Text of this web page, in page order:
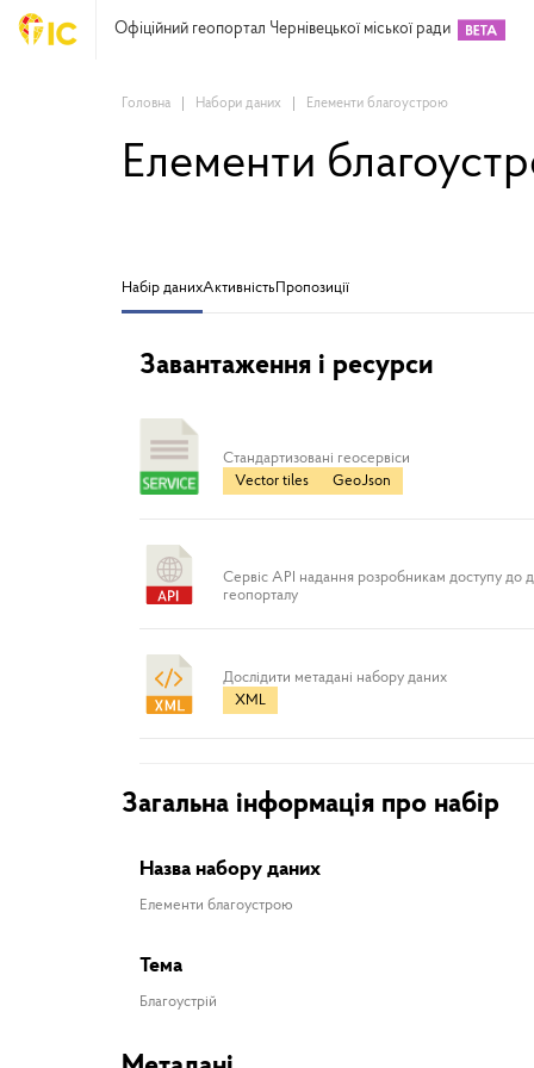
Офіційний геопортал Чернівецької міської ради
Головна Набори даних Елементи благоустрою
Елементи
Набір данихАктивність Пропозиції
Завантаження і ресурси
Cтандартизовані геосервіси
Vector tiles
GeoJson
Сервіс API надання розробникам доступу до
геопорталу
Дослідити метадані набору даних
XML
Загальна інформація про набір
Назва набору даних
Елементи благоустрою
Тема
Благоустрій